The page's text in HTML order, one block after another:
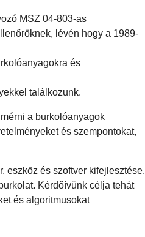
MSZ 04-803-as
lévén hogy a 1989-
és
találkozunk.
a burkolóanyagok
és szempontokat,
eszköz és szoftver kifejlesztése,
Kérdőívünk célja tehát
és algoritmusokat